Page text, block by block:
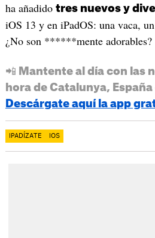
ha añadido tres nuevos y
iOS 13 y en iPadOS: una vaca,
¿No son ******mente adorables?
📲 Mantente al día con las
hora de Catalunya,
Descárgate aquí la app
IPADÍZATE IOS